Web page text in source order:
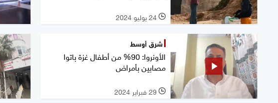
l 24 يوليو 2024
شرق أوسط
الأونروا: 90% من أطفال غزة باتوا
مصابين بأمراض
l 29 فبراير 2024